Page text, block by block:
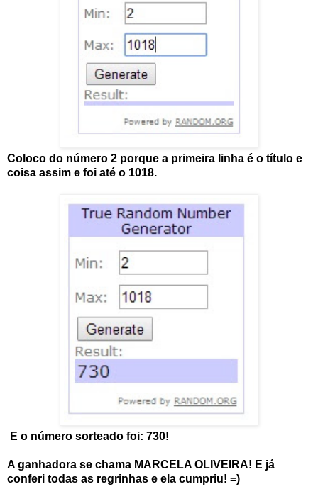
Coloco do número 2 porque a primeira linha é o título e
coisa assim e foi até o 1018.
E o número sorteado foi: 730!
A ganhadora se chama MARCELA OLIVEIRA! E já
conferi todas as regrinhas e ela cumpriu! =)